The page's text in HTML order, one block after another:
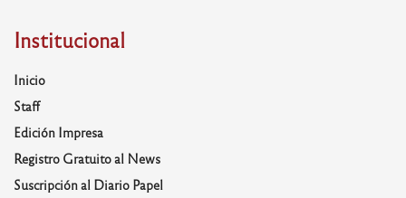
Institucional
Inicio
Staff
Edición Impresa
Registro Gratuito al News
Suscripción al Diario Papel